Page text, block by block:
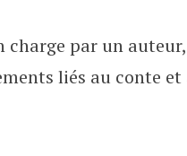
par un auteur,
liés au conte et